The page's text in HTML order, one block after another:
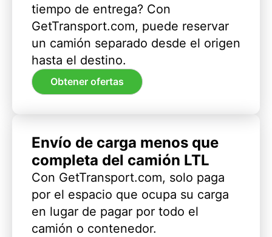
tiempo de entrega? Con
GetTransport.com, puede reservar
un camión separado desde el origen
hasta el destino.
Obtener ofertas
Envío de carga menos que
completa del camión LTL
Con GetTransport.com, solo paga
por el espacio que ocupa su carga
en lugar de pagar por todo el
camión o contenedor.